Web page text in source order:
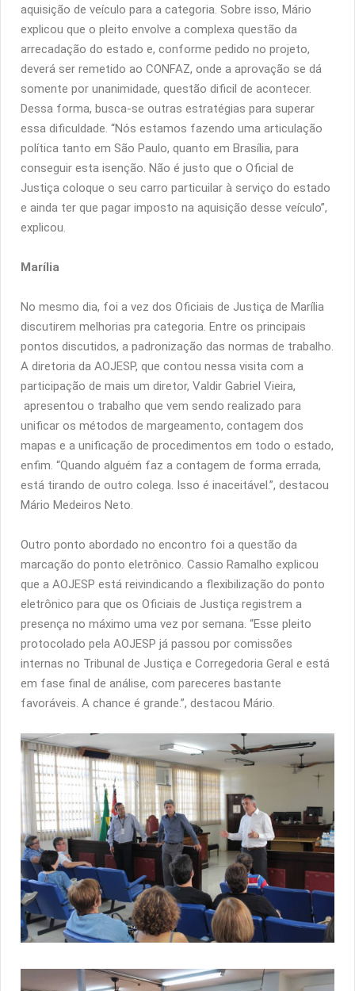
aquisição de veículo para a categoria. Sobre isso, Mário
explicou que o pleito envolve a complexa questão da
arrecadação do estado e, conforme pedido no projeto,
deverá ser remetido ao CONFAZ, onde a aprovação se dá
somente por unanimidade, questão dificil de acontecer.
Dessa forma, busca-se outras estratégias para superar
essa dificuldade. “Nós estamos fazendo uma articulação
política tanto em São Paulo, quanto em Brasília, para
conseguir esta isenção. Não é justo que o Oficial de
Justiça coloque o seu carro particuilar à serviço do estado
e ainda ter que pagar imposto na aquisição desse veículo”,
explicou.
Marília
No mesmo dia, foi a vez dos Oficiais de Justiça de Marília
discutirem melhorias pra categoria. Entre os principais
pontos discutidos, a padronização das normas de trabalho.
A diretoria da AOJESP, que contou nessa visita com a
participação de mais um diretor, Valdir Gabriel Vieira,
apresentou o trabalho que vem sendo realizado para
unificar os métodos de margeamento, contagem dos
mapas e a unificação de procedimentos em todo o estado,
enfim. “Quando alguém faz a contagem de forma errada,
está tirando de outro colega. Isso é inaceitável.”, destacou
Mário Medeiros Neto.
Outro ponto abordado no encontro foi a questão da
marcação do ponto eletrônico. Cassio Ramalho explicou
que a AOJESP está reivindicando a flexibilização do ponto
eletrônico para que os Oficiais de Justiça registrem a
presença no máximo uma vez por semana. “Esse pleito
protocolado pela AOJESP já passou por comissões
internas no Tribunal de Justiça e Corregedoria Geral e está
em fase final de análise, com pareceres bastante
favoráveis. A chance é grande.”, destacou Mário.